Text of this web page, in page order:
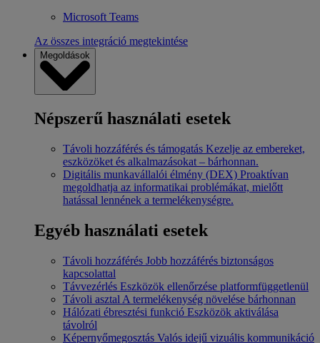
Microsoft Teams
Az összes integráció megtekintése
Megoldások
Népszerű használati esetek
Távoli hozzáférés és támogatás Kezelje az embereket,
eszközöket és alkalmazásokat – bárhonnan.
Digitális munkavállalói élmény (DEX) Proaktívan
megoldhatja az informatikai problémákat, mielőtt
hatással lennének a termelékenységre.
Egyéb használati esetek
Távoli hozzáférés Jobb hozzáférés biztonságos
kapcsolattal
Távvezérlés Eszközök ellenőrzése platformfüggetlenül
Távoli asztal A termelékenység növelése bárhonnan
Hálózati ébresztési funkció Eszközök aktiválása
távolról
Képernyőmegosztás Valós idejű vizuális kommunikáció